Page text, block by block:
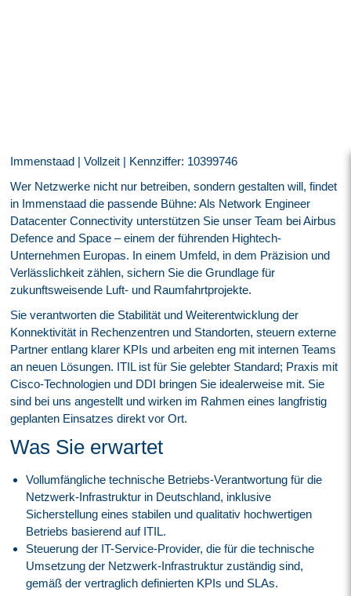
Immenstaad | Vollzeit | Kennziffer: 10399746
Wer Netzwerke nicht nur betreiben, sondern gestalten will, findet
in Immenstaad die passende Bühne: Als Network Engineer
Datacenter Connectivity unterstützen Sie unser Team bei Airbus
Defence and Space – einem der führenden Hightech-
Unternehmen Europas. In einem Umfeld, in dem Präzision und
Verlässlichkeit zählen, sichern Sie die Grundlage für
zukunftsweisende Luft- und Raumfahrtprojekte.
Sie verantworten die Stabilität und Weiterentwicklung der
Konnektivität in Rechenzentren und Standorten, steuern externe
Partner entlang klarer KPIs und arbeiten eng mit internen Teams
an neuen Lösungen. ITIL ist für Sie gelebter Standard; Praxis mit
Cisco-Technologien und DDI bringen Sie idealerweise mit. Sie
sind bei uns angestellt und wirken im Rahmen eines langfristig
geplanten Einsatzes direkt vor Ort.
Was Sie erwartet
Vollumfängliche technische Betriebs-Verantwortung für die
Netzwerk-Infrastruktur in Deutschland, inklusive
Sicherstellung eines stabilen und qualitativ hochwertigen
Betriebs basierend auf ITIL.
Steuerung der IT-Service-Provider, die für die technische
Umsetzung der Netzwerk-Infrastruktur zuständig sind,
gemäß der vertraglich definierten KPIs und SLAs.